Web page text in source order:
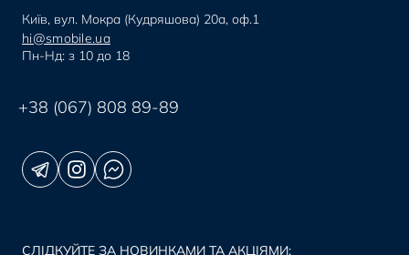
Київ, вул. Мокра (Кудряшова) 20а, оф.1
hi@smobile.ua
Пн-Нд: з 10 до 18
+38 (067) 808 89-89
СЛІДКУЙТЕ ЗА НОВИНКАМИ ТА АКЦІЯМИ: